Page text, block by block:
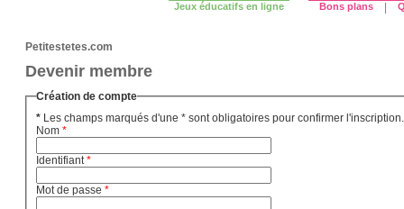
Jeux éducatifs en ligne Bons plans
Petitestetes.com
Devenir membre
Création de compte
*Les champs marqués d'une * sont obligatoires pour confirmer l'inscription.
Nom*
Identifiant*
Mot de passe *